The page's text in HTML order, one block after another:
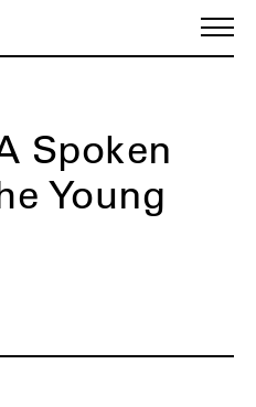
Spoken
Young